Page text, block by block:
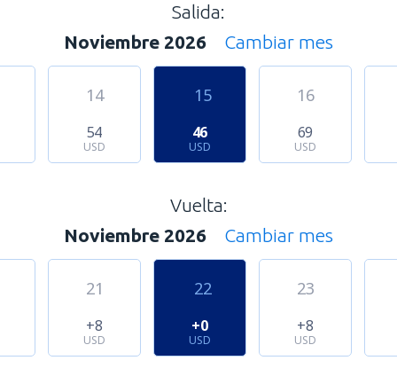
Salida:
Noviembre 2026
Cambiar mes
14
54
USD
15
46
USD
16
69
USD
Vuelta:
Noviembre 2026
Cambiar mes
21
+8
USD
22
+0
USD
23
+8
USD